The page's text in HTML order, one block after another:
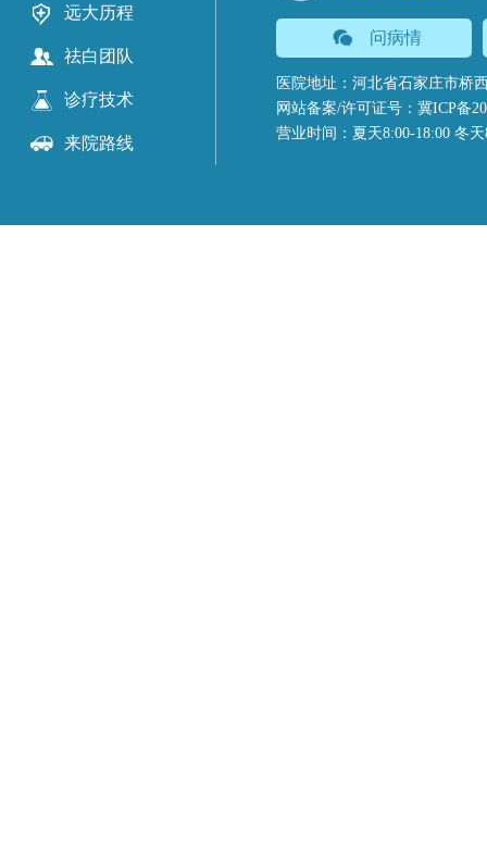
远大历程
祛白团队
诊疗技术
来院路线
问病情
医院地址：河北省石家庄市桥
网站备案/许可证号：冀ICP备
营业时间：夏天8:00-18:00 冬天